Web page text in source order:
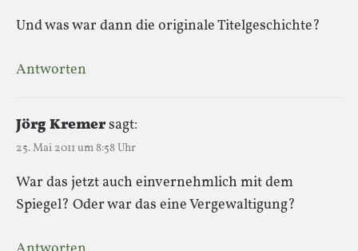
Und was war dann die originale Titelgeschichte?
Antworten
Jörg Kremersagt:
25. Mai 2011 um 8:58 Uhr
War das jetzt auch einvernehmlich mit dem
Spiegel? Oder war das eine Vergewaltigung?